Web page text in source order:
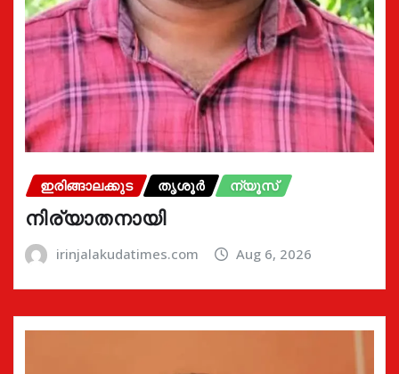
ഇരിങ്ങാലക്കുട തൃശൂർ ന്യൂസ്
നിര്യാതനായി
irinjalakudatimes.com Aug 6, 2026